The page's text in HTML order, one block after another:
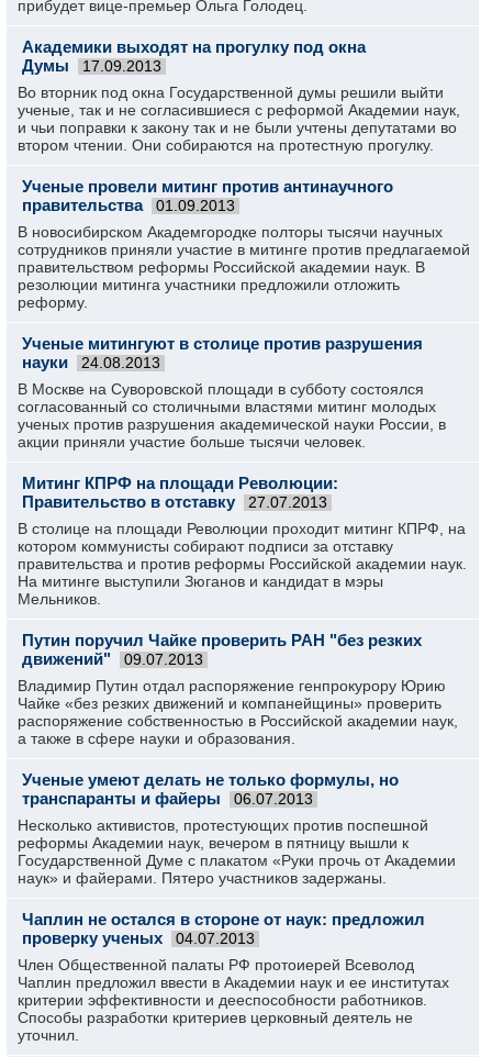
прибудет вице-премьер Ольга Голодец.
Академики выходят на прогулку под окна
Думы
17.09.2013
Во вторник под окна Государственной думы решили выйти
ученые, так и не согласившиеся с реформой Академии наук,
и чьи поправки к закону так и не были учтены депутатами во
втором чтении. Они собираются на протестную прогулку.
Ученые провели митинг против антинаучного
правительства
01.09.2013
В новосибирском Академгородке полторы тысячи научных
сотрудников приняли участие в митинге против предлагаемой
правительством реформы Российской академии наук. В
резолюции митинга участники предложили отложить
реформу.
Ученые митингуют в столице против разрушения
науки
24.08.2013
В Москве на Суворовской площади в субботу состоялся
согласованный со столичными властями митинг молодых
ученых против разрушения академической науки России, в
акции приняли участие больше тысячи человек.
Митинг КПРФ на площади Революции:
Правительство в отставку
27.07.2013
В столице на площади Революции проходит митинг КПРФ, на
котором коммунисты собирают подписи за отставку
правительства и против реформы Российской академии наук.
На митинге выступили Зюганов и кандидат в мэры
Мельников.
Путин поручил Чайке проверить РАН "без резких
движений"
09.07.2013
Владимир Путин отдал распоряжение генпрокурору Юрию
Чайке «без резких движений и компанейщины» проверить
распоряжение собственностью в Российской академии наук,
а также в сфере науки и образования.
Ученые умеют делать не только формулы, но
транспаранты и файеры
06.07.2013
Несколько активистов, протестующих против поспешной
реформы Академии наук, вечером в пятницу вышли к
Государственной Думе с плакатом «Руки прочь от Академии
наук» и файерами. Пятеро участников задержаны.
Чаплин не остался в стороне от наук: предложил
проверку ученых
04.07.2013
Член Общественной палаты РФ протоиерей Всеволод
Чаплин предложил ввести в Академии наук и ее институтах
критерии эффективности и дееспособности работников.
Способы разработки критериев церковный деятель не
уточнил.